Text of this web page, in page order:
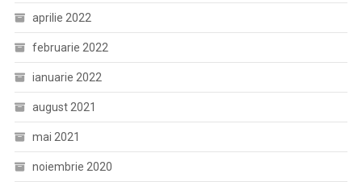
aprilie 2022
februarie 2022
ianuarie 2022
august 2021
mai 2021
noiembrie 2020